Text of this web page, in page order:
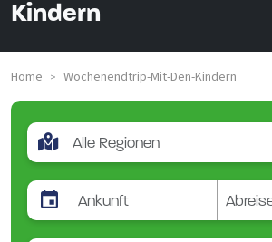
Kindern
Home > Wochenendtrip-Mit-Den-Kindern